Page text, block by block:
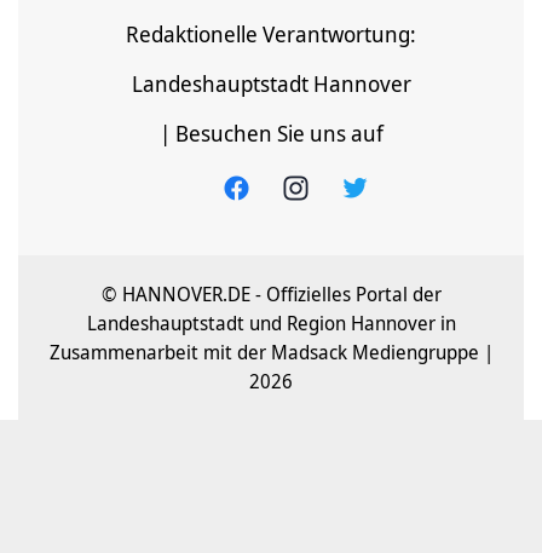
Redaktionelle Verantwortung:
Landeshauptstadt Hannover
| Besuchen Sie uns auf
© HANNOVER.DE - Offizielles Portal der
Landeshauptstadt und Region Hannover in
Zusammenarbeit mit der Madsack Mediengruppe |
2026